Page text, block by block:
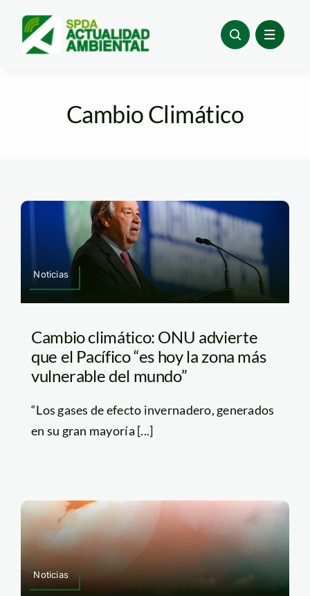
content
Cambio Climático
Noticias
Cambio climático: ONU advierte
que el Pacífico “es hoy la zona más
vulnerable del mundo”
“Los gases de efecto invernadero, generados
en su gran mayoría [...]
Noticias